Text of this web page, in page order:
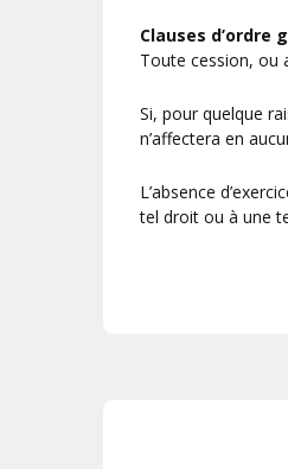
Clauses d’ordre
Toute cession, ou
Si, pour quelque
n’affectera en
L’absence
tel droit ou à une